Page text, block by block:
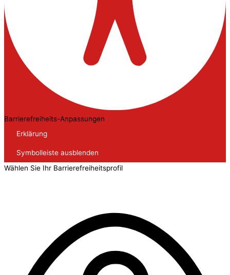
Barrierefreiheits-Anpassungen
Erklärung
Symbolleiste ausblenden
Wählen Sie Ihr Barrierefreiheitsprofil